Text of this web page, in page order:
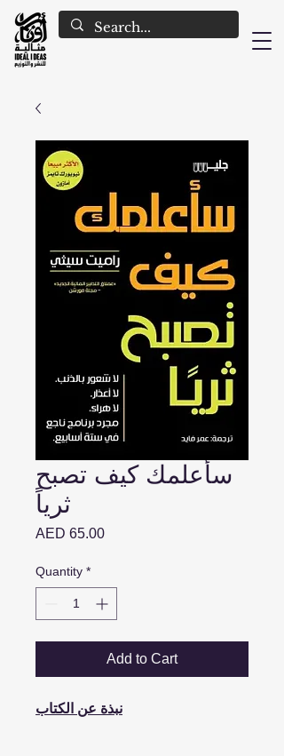
سأعلمك كيف تصبح
ثرياً
AED 65.00Price
Quantity *
Add to Cart
نبذة عن الكتاب